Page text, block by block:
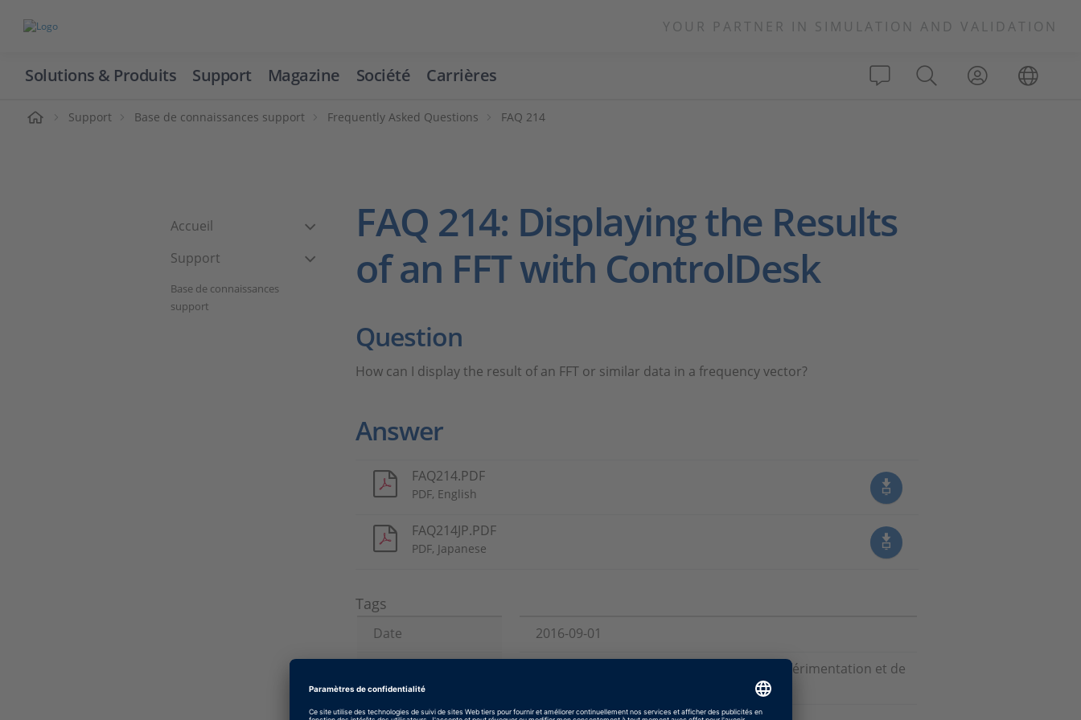
YOUR PARTNER IN SIMULATION AND VALIDATION
Solutions & Produits Support Magazine Société Carrières
Support Base de connaissances support Frequently Asked Questions FAQ 214
Accueil
Support
Base de connaissances
support
FAQ 214: Displaying the Results
of an FFT with ControlDesk
Question
How can I display the result of an FFT or similar data in a frequency vector?
Answer
FAQ214.PDF
PDF, English
FAQ214JP.PDF
PDF, Japanese
Tags
Date
2016-09-01
Logiciels d’implémentation, Logiciels d'expérimentation et de